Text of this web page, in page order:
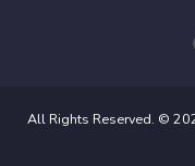
All Rights Reserved. ©